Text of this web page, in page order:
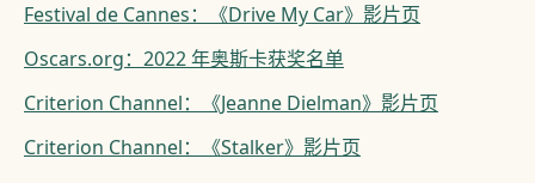
Festival de Cannes：《Drive My Car》影片页
Oscars.org：2022 年奥斯卡获奖名单
Criterion Channel：《Jeanne Dielman》影片页
Criterion Channel：《Stalker》影片页